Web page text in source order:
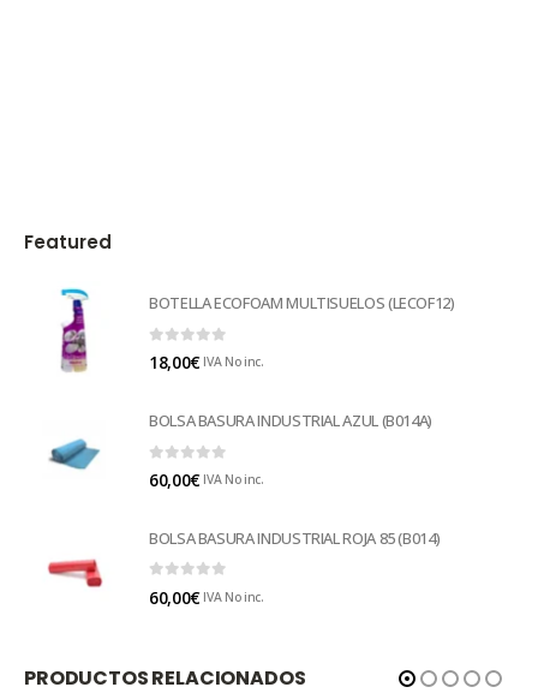
Featured
BOTELLA ECOFOAM MULTISUELOS (LECOF12)
0 out of 5
18,00€ IVA No inc.
BOLSA BASURA INDUSTRIAL AZUL (B014A)
0 out of 5
60,00€ IVA No inc.
BOLSA BASURA INDUSTRIAL ROJA 85 (B014)
60,00€ IVA No inc.
PRODUCTOS RELACIONADOS